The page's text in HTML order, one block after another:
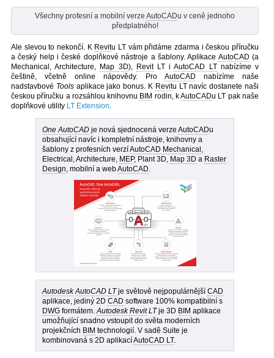
Všechny profesní a mobilní verze AutoCADu v ceně jednoho
předplatného!
Ale slevou to nekončí. K Revitu LT vám přidáme zdarma i českou příručku
a český helpi české doplňkové nástroje a šablony. Aplikace AutoCAD (a
Mechanical, Architecture, Map 3D), RevitLT iAutoCAD LTnabízíme v
češtině, včetně online nápovědy. Pro AutoCAD nabízíme naše
nadstavbové Toolsaplikace jako bonus. K Revitu LT navíc dostanete naši
českou příručku a rozsáhlou knihovnu BIM rodin, kAutoCADu LT pak naše
doplňkové utility LT Extension.
One AutoCADje nová sjednocená verze AutoCADu
obsahující navíc i kompletní nástroje, knihovny a
šablony z profesních verzíAutoCAD Mechanical
Electrical, Architecture, MEP, Plant 3D, Map 3D a Raster
Design , mobilní a webAutoCAD
Autodesk AutoCAD LTje světově nejpopulárnější CAD
aplikace, jediný 2D CAD software 100% kompatibilní s
DWGformátem.Autodesk RevitLTje 3D BIM aplikace
umožňující snadno vstoupit do světa moderních
projekčních BIM technologií. V sadě Suite je
kombinovaná s 2D aplikacíAutoCAD LT.